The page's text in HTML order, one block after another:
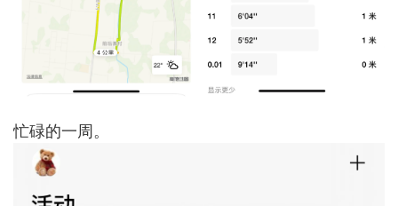
忙碌的一周。